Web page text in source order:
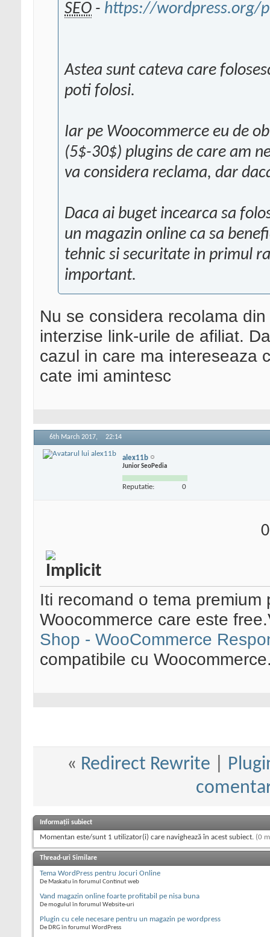
SEO - https://wordpress.org/
Astea sunt cateva care
poti folosi.
Iar pe Woocommerce eu de
(5$-30$) plugins de care am
va considera reclama, dar
Daca ai buget incearca sa
un magazin online ca sa
tehnic si securitate in primul
important.
Nu se considera recolama
interzise link-urile de afiliat.
cazul in care ma intereseaza
cate imi amintesc
6th March 2017, 22:14
alex11b
Junior SeoPedia
Reputatie: 0
Iti recomand o tema
Woocommerce care este
Shop - WooCommerce
compatibile cu
« Redirect Rewrite
Informații subiect
Momentan este/sunt 1 utilizator(i) care navighează în acest subiect. (0
Thread-uri Similare
Tema WordPress pentru Jocuri Online
De Maskatu în forumul Continut web
Vand magazin online foarte profitabil pe nisa buna
De mogulul în forumul Website-uri
Plugin cu cele necesare pentru un magazin pe wordpress
De DRG în forumul WordPress